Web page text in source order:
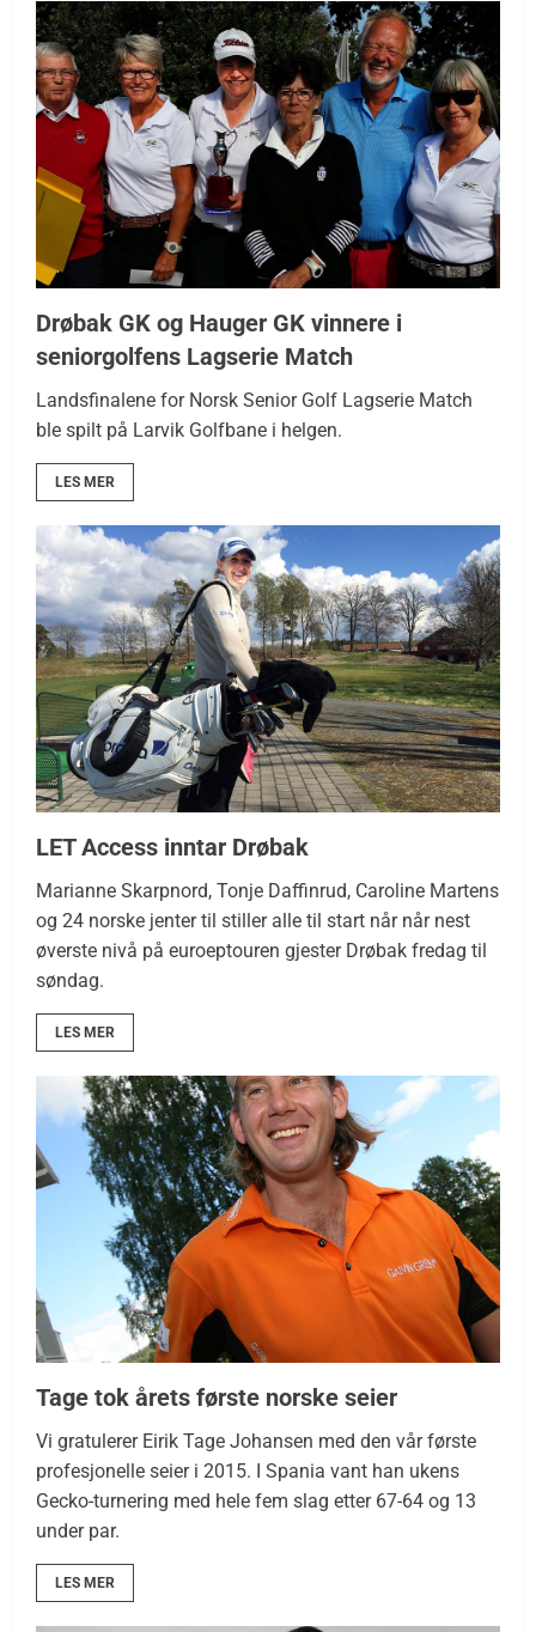
Drøbak GK og Hauger GK vinnere i
seniorgolfens Lagserie Match
Landsfinalene for Norsk Senior Golf Lagserie Match
ble spilt på Larvik Golfbane i helgen.
LES MER
LET Access inntar Drøbak
Marianne Skarpnord, Tonje Daffinrud, Caroline Martens
og 24 norske jenter til stiller alle til start når når nest
øverste nivå på euroeptouren gjester Drøbak fredag til
søndag.
LES MER
Tage tok årets første norske seier
Vi gratulerer Eirik Tage Johansen med den vår første
profesjonelle seier i 2015. I Spania vant han ukens
Gecko-turnering med hele fem slag etter 67-64 og 13
under par.
LES MER